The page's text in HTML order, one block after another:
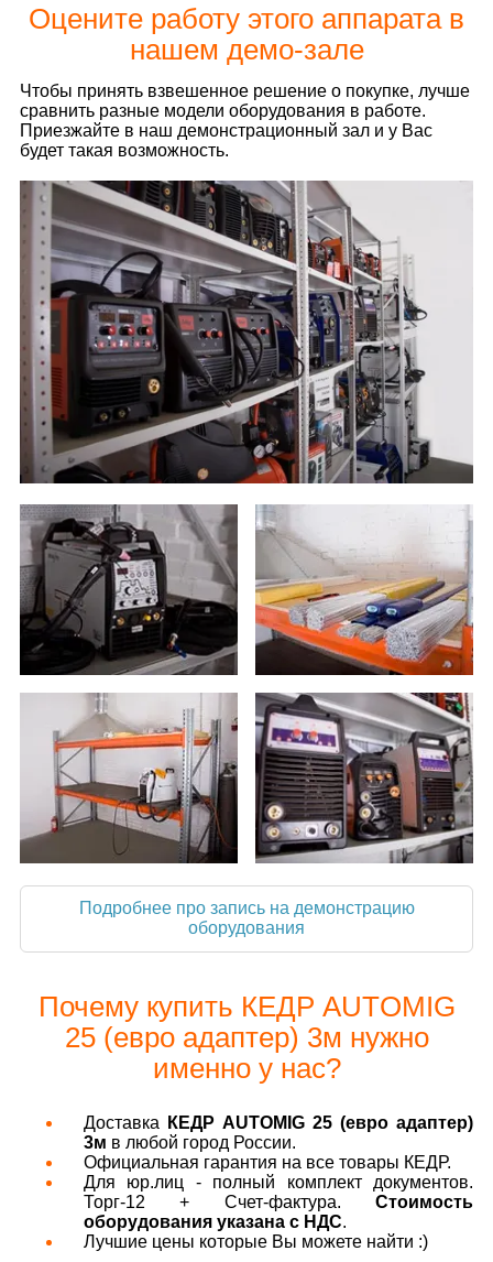
Оцените работу этого аппарата в
нашем демо-зале
Чтобы принять взвешенное решение о покупке, лучше
сравнить разные модели оборудования в работе.
Приезжайте в наш демонстрационный зал и у Вас
будет такая возможность.
Подробнее про запись на демонстрацию
оборудования
Почему купить КЕДР AUTOMIG
25 (евро адаптер) 3м нужно
именно у нас?
Доставка
КЕДР AUTOMIG 25 (евро адаптер)
3м в любой город России.
Официальная гарантия на все товары КЕДР.
Для юр.лиц - полный комплект документов.
Торг-12 + Счет-фактура. Стоимость
оборудования указана с НДС.
Лучшие цены которые Вы можете найти :)